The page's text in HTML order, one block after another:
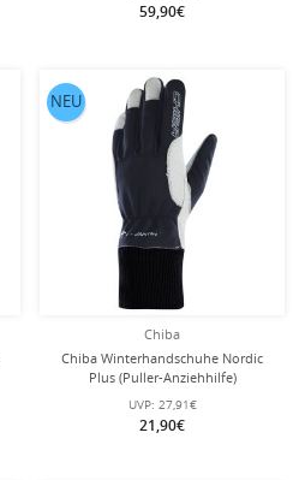
59,90€
Chiba
Chiba Winterhandschuhe Nordic
Plus (Puller-Anziehhilfe)
dunkelgrau/schwarz - 1 Paar
UVP: 27,91€
21,90€
NEU